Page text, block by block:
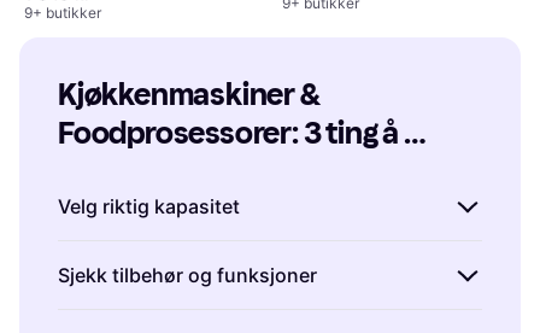
9+ butikker
Kjøkkenmaskiner &
Foodprosessorer: 3 ting å
Velg riktig kapasitet
foodprosessorer, er det viktig å tenke på hvor
mye du planlegger å lage. En mindre modell
Sjekk tilbehør og funksjoner